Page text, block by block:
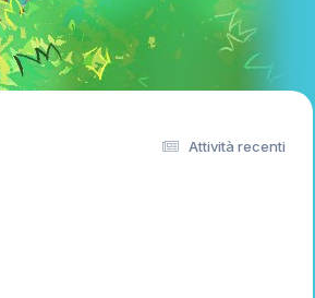
Attività recenti